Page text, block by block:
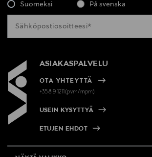
Suomeksi På svenska
ASIAKASPALVELU
OTA YHTEYTTÄ
+358 9 1211(pvm/mpm)
USEIN KYSYTTYÄ
ETUJEN EHDOT